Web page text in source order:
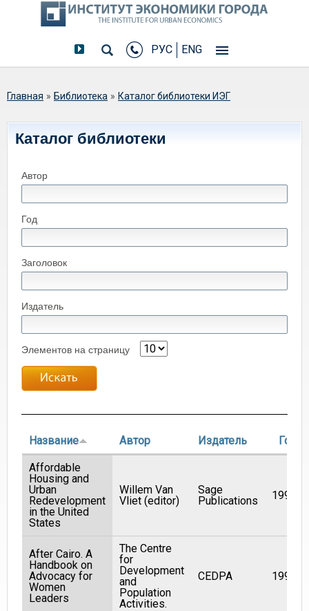
РУС ENG
Вы здесь
Главная » Библиотека » Каталог библиотеки ИЭГ
Каталог библиотеки
Автор
Год
Заголовок
Издатель
Элементов на страницу
Название Автор Издатель Год
Affordable
Housing and
Urban
Redevelopment
in the United
States
Willem Van
Vliet (editor)
Sage
Publications
1997
After Cairo. A
Handbook on
Advocacy for
Women
Leaders
The Centre
for
Development
and
Population
Activities.
CEDPA 1994